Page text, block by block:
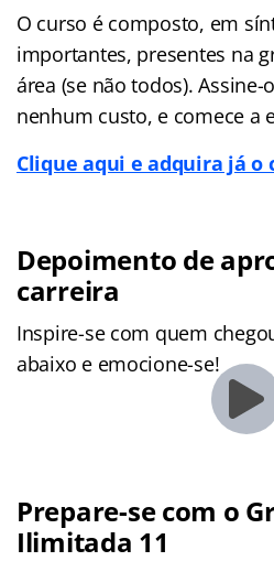
O curso é composto, em
importantes, presentes na
área (se não todos).
nenhum custo, e comece a
Clique aqui e adquira já o
Depoimento de
carreira
Inspire-se com quem
abaixo e emocione-se!
Prepare-se com o
Ilimitada 11